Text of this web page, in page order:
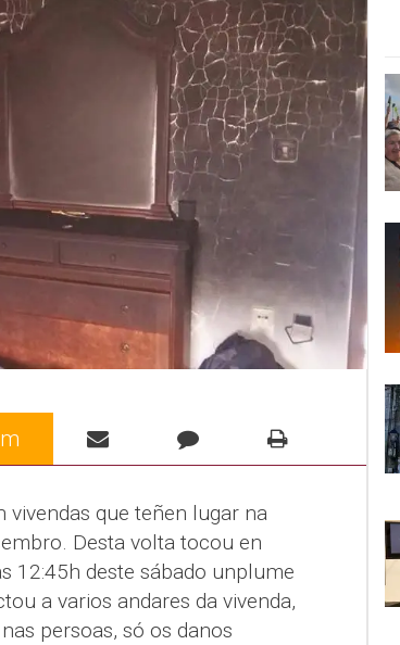
m
vivendas que teñen lugar na
Desta volta tocou en
12:45h deste sábado unplume
a varios andares da vivenda,
persoas, só os danos